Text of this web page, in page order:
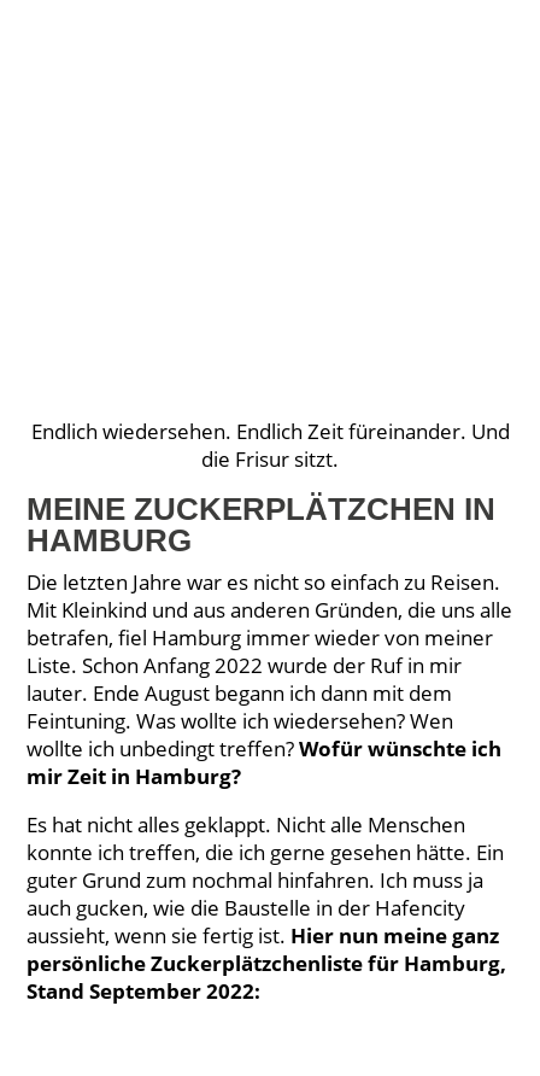
Endlich wiedersehen. Endlich Zeit füreinander. Und
die Frisur sitzt.
MEINE ZUCKERPLÄTZCHEN IN
HAMBURG
Die letzten Jahre war es nicht so einfach zu Reisen.
Mit Kleinkind und aus anderen Gründen, die uns alle
betrafen, fiel Hamburg immer wieder von meiner
Liste. Schon Anfang 2022 wurde der Ruf in mir
lauter. Ende August begann ich dann mit dem
Feintuning. Was wollte ich wiedersehen? Wen
wollte ich unbedingt treffen?Wofür wünschte ich
mir Zeit in Hamburg?
Es hat nicht alles geklappt. Nicht alle Menschen
konnte ich treffen, die ich gerne gesehen hätte. Ein
guter Grund zum nochmal hinfahren. Ich muss ja
auch gucken, wie die Baustelle in der Hafencity
aussieht, wenn sie fertig ist. Hier nun meine ganz
persönliche Zuckerplätzchenliste für Hamburg,
Stand September 2022: